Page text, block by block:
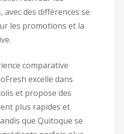
des différences se
les promotions et la
comparative
excelle dans
et propose des
plus rapides et
que Quitoque se